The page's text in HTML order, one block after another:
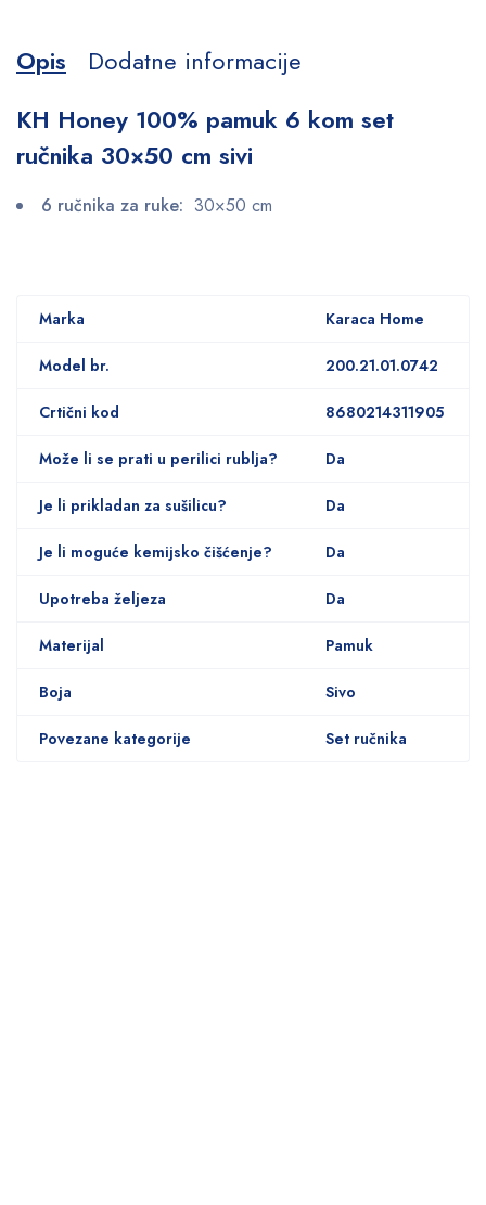
Opis
Dodatne informacije
KH Honey 100% pamuk 6 kom set
ručnika 30×50 cm sivi
6 ručnika za ruke: 30×50 cm
Marka Karaca Home
Model br. 200.21.01.0742
Crtični kod 8680214311905
Može li se prati u perilici rublja? Da
Je li prikladan za sušilicu? Da
Je li moguće kemijsko čišćenje? Da
Upotreba željeza Da
Materijal Pamuk
Boja Sivo
Povezane kategorije Set ručnika